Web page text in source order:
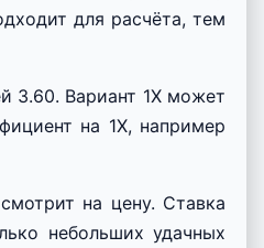
для расчёта, тем
3.60. Вариант 1X может
на 1X, например
на цену. Ставка
небольших удачных